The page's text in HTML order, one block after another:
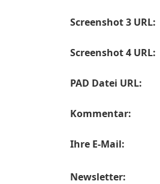
Screenshot 3 URL:
Screenshot 4 URL:
PAD Datei URL:
Kommentar:
Ihre E-Mail:
Newsletter: